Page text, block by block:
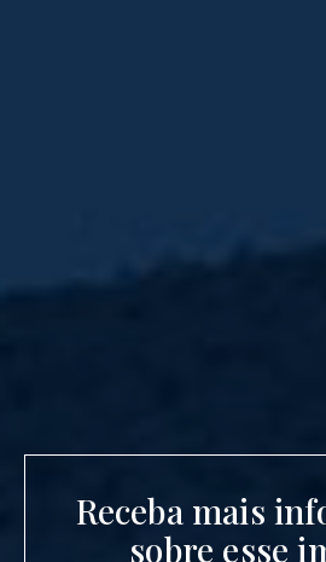
Receba mais
sobre esse